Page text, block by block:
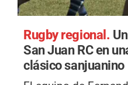
Rugby regional.
San Juan RC en
clásico sanjuanino